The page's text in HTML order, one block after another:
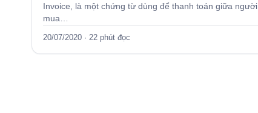
Invoice, là một chứng từ dùng để thanh toán giữa người
mua…
20/07/2020 · 22 phút đọc